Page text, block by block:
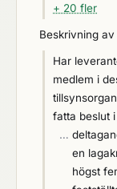
+ 20 fler
Beskrivning
Har
medlem i
fatta beslut
…
en
högst